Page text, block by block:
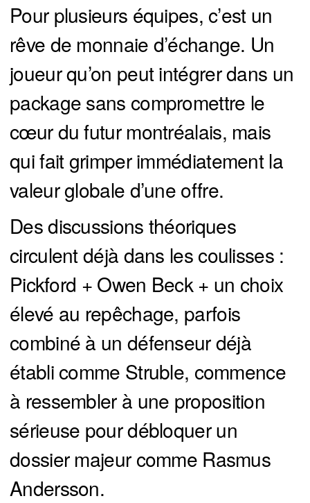
Pour plusieurs équipes, c’est un
rêve de monnaie d’échange. Un
joueur qu’on peut intégrer dans un
package sans compromettre le
cœur du futur montréalais, mais
qui fait grimper immédiatement la
valeur globale d’une offre.
Des discussions théoriques
circulent déjà dans les coulisses :
Pickford + Owen Beck + un choix
élevé au repêchage, parfois
combiné à un défenseur déjà
établi comme Struble, commence
à ressembler à une proposition
sérieuse pour débloquer un
dossier majeur comme Rasmus
Andersson.